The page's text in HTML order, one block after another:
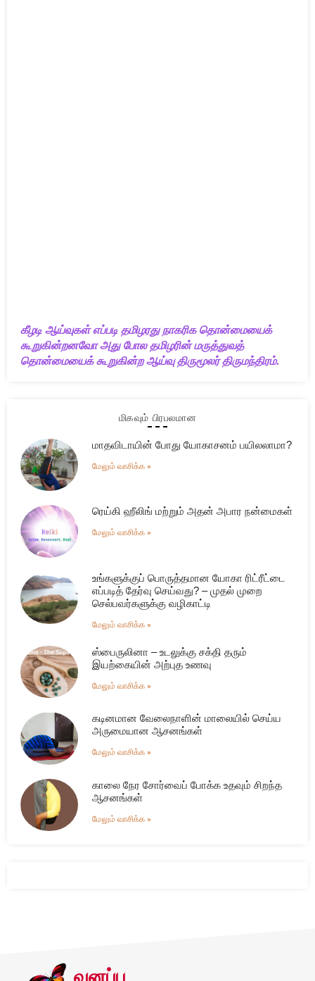
கீழடி ஆய்வுகள் எப்படி தமிழரது நாகரிக தொன்மையைக்
கூறுகின்றனவோ அது போல தமிழரின் மருத்துவத்
தொன்மையைக் கூறுகின்ற ஆய்வு திருமூலர் திருமந்திரம்.
மிகவும் பிரபலமான
மாதவிடாயின் போது யோகாசனம் பயிலலாமா?
மேலும் வாசிக்க »
ரெய்கி ஹீலிங் மற்றும் அதன் அபார நன்மைகள்
மேலும் வாசிக்க »
உங்களுக்குப் பொருத்தமான யோகா ரிட்ரீட்டை
எப்படித் தேர்வு செய்வது? – முதல் முறை
செல்பவர்களுக்கு வழிகாட்டி
மேலும் வாசிக்க »
ஸ்பைருலினா – உடலுக்கு சக்தி தரும்
இயற்கையின் அற்புத உணவு
மேலும் வாசிக்க »
கடினமான வேலைநாளின் மாலையில் செய்ய
அருமையான ஆசனங்கள்
மேலும் வாசிக்க »
காலை நேர சோர்வைப் போக்க உதவும் சிறந்த
ஆசனங்கள்
மேலும் வாசிக்க »